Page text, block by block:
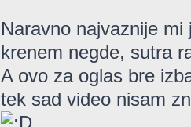
Naravno najvaznije
krenem negde, sutra
A ovo za oglas bre
tek sad video nisam